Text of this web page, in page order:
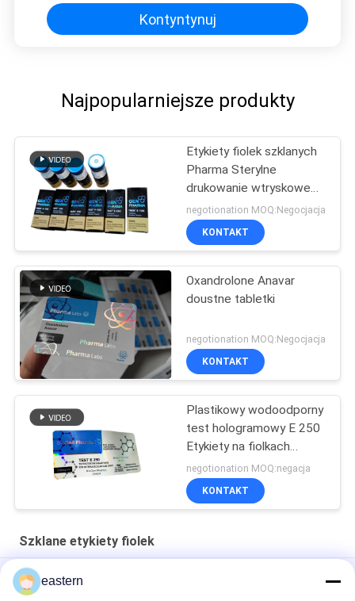
Kontyntynuj
Najpopularniejsze produkty
Etykiety fiolek szklanych
Pharma Sterylne
drukowanie wtryskowe
Opakowania
farmaceutyczne
negotionation MOQ:Negocjacja
KONTAKT
Oxandrolone Anavar
doustne tabletki
negotionation MOQ:Negocjacja
KONTAKT
Plastikowy wodoodporny
test hologramowy E 250
Etykiety na fiolkach
szklanych
negotionation MOQ:negacja
KONTAKT
Szklane etykiety fiolek
Somatropin HG 176-191 2mlx10 Szklana fiolka z etykietami
eastern